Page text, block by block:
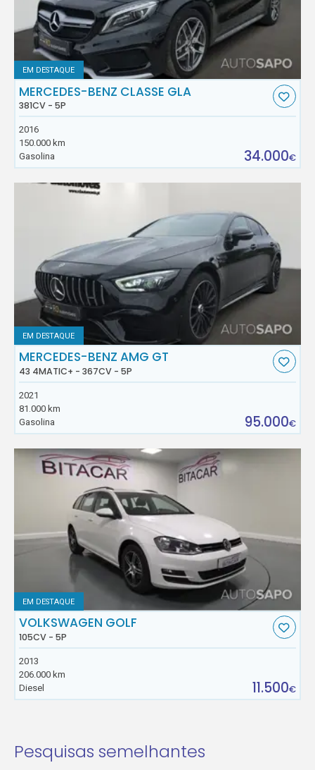
EM DESTAQUE
MERCEDES-BENZ CLASSE GLA
381CV - 5P
2016
150.000 km
Gasolina
34.000€
EM DESTAQUE
MERCEDES-BENZ AMG GT
43 4MATIC+ - 367CV - 5P
2021
81.000 km
Gasolina
95.000€
EM DESTAQUE
VOLKSWAGEN GOLF
105CV - 5P
2013
206.000 km
Diesel
11.500€
Pesquisas semelhantes